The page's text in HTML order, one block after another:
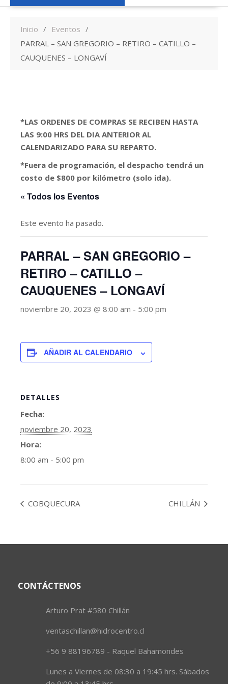
Inicio
Eventos
PARRAL – SAN GREGORIO – RETIRO – CATILLO –
CAUQUENES – LONGAVÍ
*LAS ORDENES DE COMPRAS SE RECIBEN HASTA
LAS 9:00 HRS DEL DIA ANTERIOR AL
CALENDARIZADO PARA SU REPARTO.
*Fuera de programación, el despacho tendrá un
costo de $800 por kilómetro (solo ida).
« Todos los Eventos
Este evento ha pasado.
PARRAL – SAN GREGORIO –
RETIRO – CATILLO –
CAUQUENES – LONGAVÍ
noviembre 20, 2023 @ 8:00 am - 5:00 pm
AÑADIR AL CALENDARIO
DETALLES
Fecha:
noviembre 20, 2023
Hora:
8:00 am - 5:00 pm
COBQUECURA CHILLÁN
CONTÁCTENOS
Arturo Prat #580 Chillán
ventaschillan@hidrocentro.cl
+56 9 88196789 - Raquel Bahamondes
Lunes a Viernes de 08:30 a 19:45 hrs. Sábados